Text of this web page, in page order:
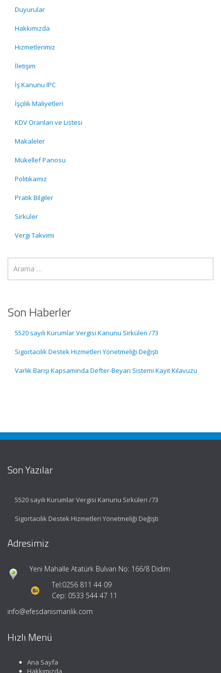
Duyurular
Hakkımızda
Hizmetlerimiz
İletişim
İş Kanunu IPC
İşçilik Maliyetleri
KDV Oranları ve Listesi
Makaleler
Mükellef Panosu
Politikamız
Pratik Bilgiler
Sirküler
Vergi Takvimi
Son Haberler
5520 sayılı Kurumlar Vergisi Kanunu Sirküleri /73
Sigortacılık Destek Hizmetleri Yönetmeliği Değişti
Varlık Barışı Kapsamında Defter-Beyan Sistemi Kayıt Kılavuzu
Son Yazılar
5520 sayılı Kurumlar Vergisi Kanunu Sirküleri /73
Sigortacılık Destek Hizmetleri Yönetmeliği Değişti
Adresimiz
Yeni Mahalle Atatürk Bulvarı No: 166/8 Didim
Tel:0256 811 44 09
Cep: 0533 544 47 11
info@efesdanismanlik.com
Hızlı Menü
Ana Sayfa
Hakkımızda